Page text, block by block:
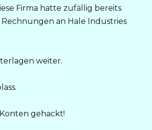
Firma hatte zufällig bereits
an Hale Industries
weiter.
gehackt!